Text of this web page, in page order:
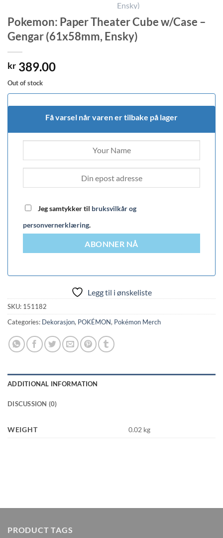
Pokemon: Paper Theater Cube w/Case –
Gengar (61x58mm, Ensky)
kr 389.00
Out of stock
Få varsel når varen er tilbake på lager
Jeg samtykker til bruksvilkår og
personvernerklæring.
ABONNER NÅ
Legg til i ønskeliste
SKU: 151182
Categories: Dekorasjon, POKÉMON, Pokémon Merch
ADDITIONAL INFORMATION
DISCUSSION (0)
WEIGHT 0.02 kg
PRODUCT TAGS